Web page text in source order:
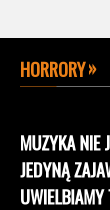
HORRORY
MUZYKA NIE
JEDYNĄ
UWIELBIAMY